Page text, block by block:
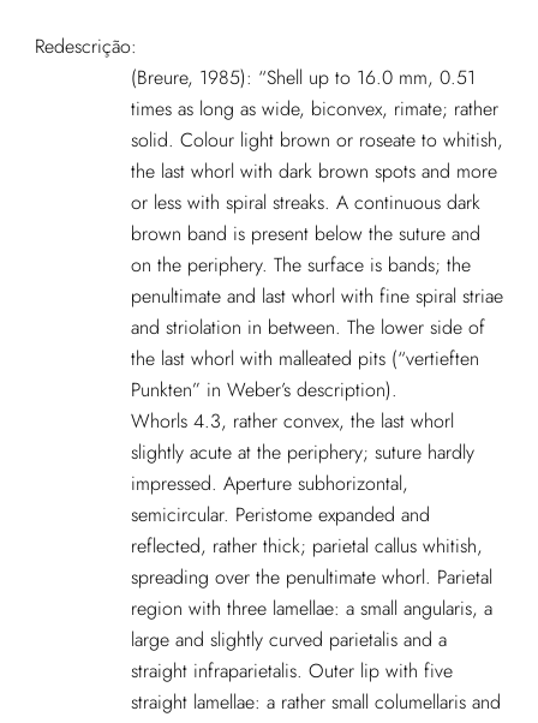
Redescrição:
(Breure, 1985): “Shell up to 16.0 mm, 0.51
times as long as wide, biconvex, rimate; rather
solid. Colour light brown or roseate to whitish,
the last whorl with dark brown spots and more
or less with spiral streaks. A continuous dark
brown band is present below the suture and
on the periphery. The surface is bands; the
penultimate and last whorl with fine spiral striae
and striolation in between. The lower side of
the last whorl with malleated pits (“vertieften
Punkten” in Weber’s description).
Whorls 4.3, rather convex, the last whorl
slightly acute at the periphery; suture hardly
impressed. Aperture subhorizontal,
semicircular. Peristome expanded and
reflected, rather thick; parietal callus whitish,
spreading over the penultimate whorl. Parietal
region with three lamellae: a small angularis, a
large and slightly curved parietalis and a
straight infraparietalis. Outer lip with five
straight lamellae: a rather small columellaris and